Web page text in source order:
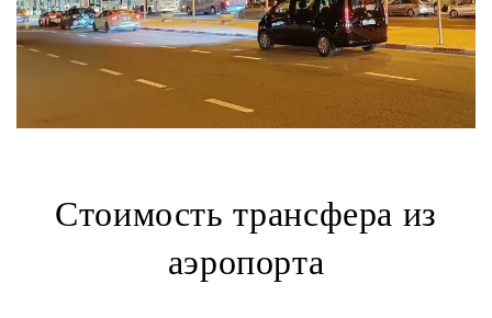
Стоимость трансфера из
аэропорта